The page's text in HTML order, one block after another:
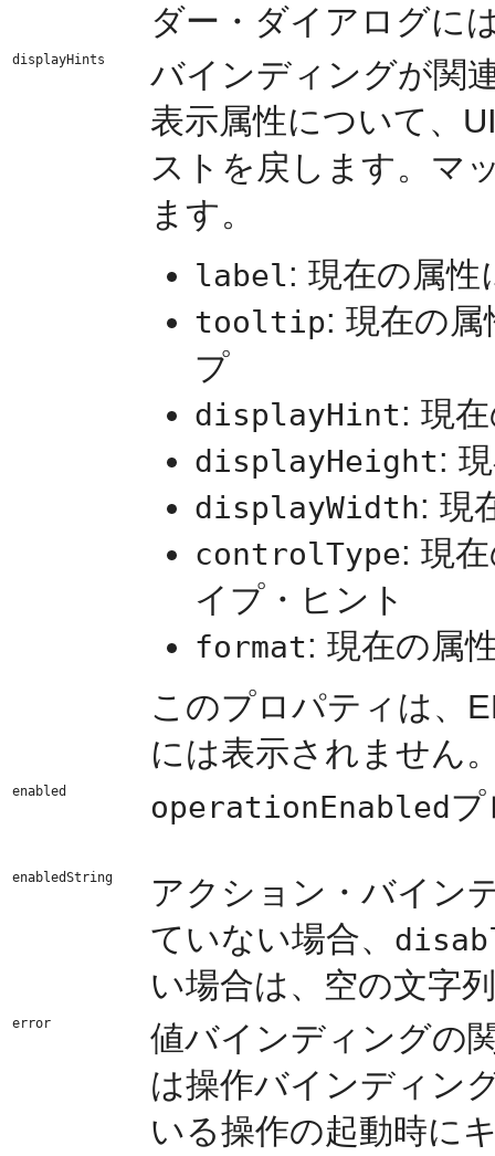
ダー・ダイアログに
displayHints
バインディングが関
表示属性について、
ストを戻します。マ
ます。
label: 現在の属
tooltip: 現在の
プ
displayHint: 現
displayHeight:
displayWidth: 現
controlType: 現
イプ・ヒント
format: 現在の属
このプロパティは、
には表示されません
enabled operationEnabled
enabledString
アクション・バイン
ていない場合、
い場合は、空の文字
error
値バインディングの
は操作バインディン
いる操作の起動時に